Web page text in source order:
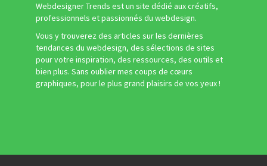
Webdesigner Trends est un site dédié aux créatifs,
professionnels et passionnés du webdesign.
Vous y trouverez des articles sur les dernières
tendances du webdesign, des sélections de sites
pour votre inspiration, des ressources, des outils et
bien plus. Sans oublier mes coups de cœurs
graphiques, pour le plus grand plaisirs de vos yeux !